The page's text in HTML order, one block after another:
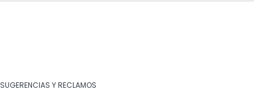
SUGERENCIAS Y RECLAMOS